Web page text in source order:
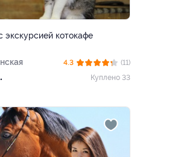
экскурсией котокафе
4.3
(11)
Куплено 33